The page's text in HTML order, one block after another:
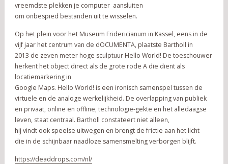
vreemdste plekken je computer aansluiten
om onbespied bestanden uit te wisselen.
Op het plein voor het Museum Fridericianum in Kassel, eens in de
vijf jaar het centrum van de dOCUMENTA, plaatste Bartholl in
2013 de zeven meter hoge sculptuur Hello World! De toeschouwer
herkent het object direct als de grote rode A die dient als
locatiemarkering in
Google Maps. Hello World! is een ironisch samenspel tussen de
virtuele en de analoge werkelijkheid. De overlapping van publiek
en privaat, online en offline, technologie-gekte en het alledaagse
leven, staat centraal. Bartholl constateert niet alleen,
hij vindt ook speelse uitwegen en brengt de frictie aan het licht
die in de schijnbaar naadloze samensmelting verborgen blijft.
https://deaddrops.com/nl/